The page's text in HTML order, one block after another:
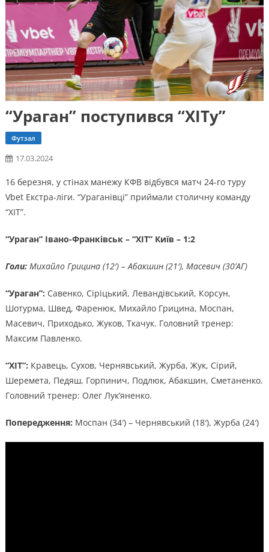
“Ураган” поступився “ХІТу”
Футзал
17.03.2024
16 березня, у стінах манежу КФВ відбувся матч 24-го туру
Vbet Екстра-ліги. “Ураганівці” приймали столичну команду
“ХІТ”.
“Ураган” Івано-Франківськ – “ХІТ” Київ – 1:2
Голи: Михайло Грицина (12′) – Абакшин (21′), Масевич (30’АГ)
“Ураган”: Савенко, Сіріцький, Левандівський, Корсун,
Шотурма, Швед, Фаренюк, Михайло Грицина, Моспан,
Масевич, Приходько, Жуков, Ткачук. Головний тренер:
Максим Павленко.
“ХІТ”: Кравець, Сухов, Чернявський, Журба, Жук, Сірий,
Шеремета, Педяш, Горпинич, Подлюк, Абакшин, Сметаненко.
Головний тренер: Олег Лук’яненко.
Попередження: Моспан (34′) – Чернявський (18′), Журба (24′)